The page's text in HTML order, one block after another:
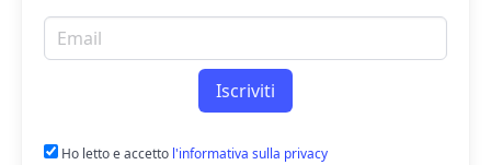
Email per newsletter
Iscriviti
Ho letto e accetto l'informativa sulla privacy